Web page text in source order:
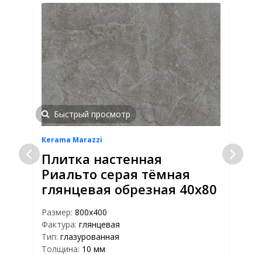
Быстрый просмотр
Kerama Marazzi
Плитка настенная
Риальто серая тёмная
глянцевая обрезная 40х80
Размер: 800х400
Фактура: глянцевая
Тип: глазурованная
Толщина: 10 мм